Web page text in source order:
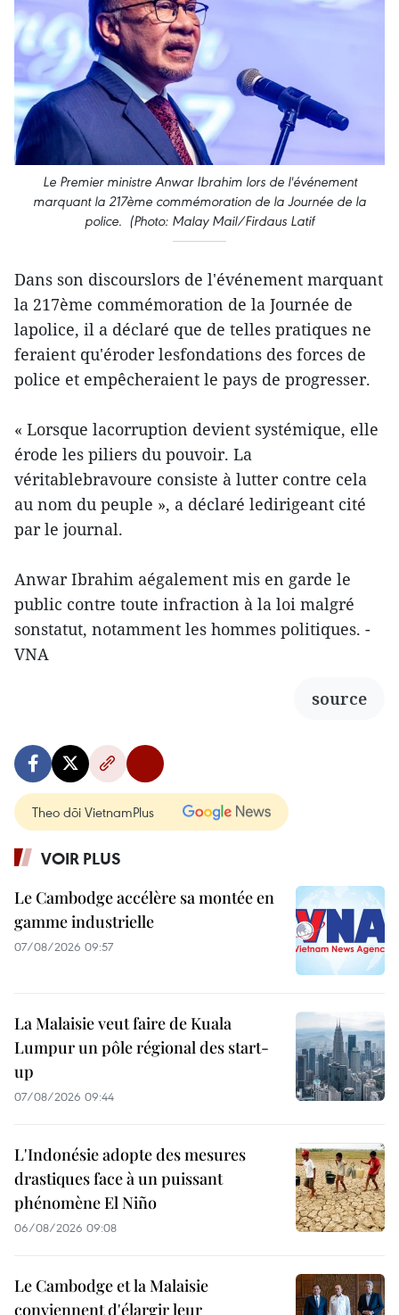
Le Premier ministre Anwar Ibrahim lors de l'événement
marquant la 217ème commémoration de la Journée de la
police. (Photo: Malay Mail/Firdaus Latif
Dans son discourslors de l'événement marquant
la 217ème commémoration de la Journée de
lapolice, il a déclaré que de telles pratiques ne
feraient qu'éroder lesfondations des forces de
police et empêcheraient le pays de progresser.
« Lorsque lacorruption devient systémique, elle
érode les piliers du pouvoir. La
véritablebravoure consiste à lutter contre cela
au nom du peuple », a déclaré ledirigeant cité
par le journal.
Anwar Ibrahim aégalement mis en garde le
public contre toute infraction à la loi malgré
sonstatut, notamment les hommes politiques. -
VNA
source
Theo dõi VietnamPlus
VOIR PLUS
Le Cambodge accélère sa montée en
gamme industrielle
07/08/2026 09:57
La Malaisie veut faire de Kuala
Lumpur un pôle régional des start-
up
07/08/2026 09:44
L'Indonésie adopte des mesures
drastiques face à un puissant
phénomène El Niño
06/08/2026 09:08
Le Cambodge et la Malaisie
conviennent d'élargir leur